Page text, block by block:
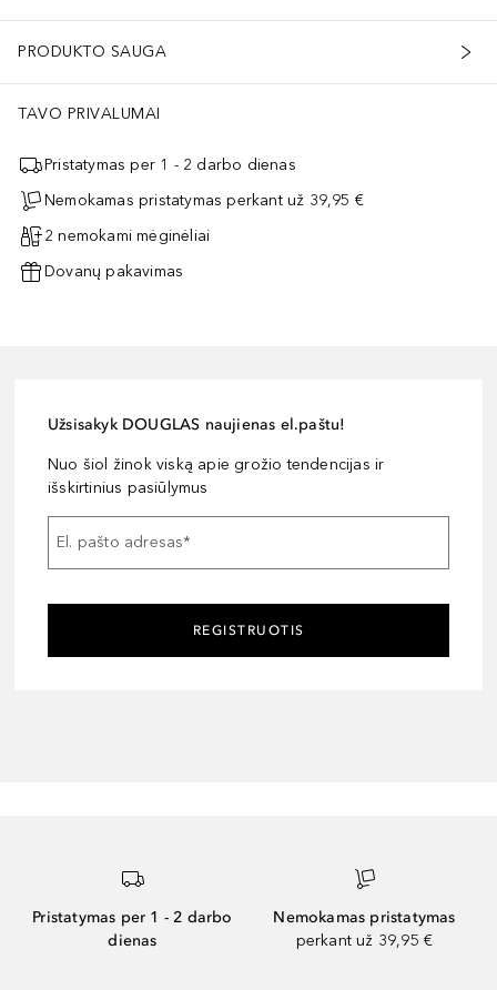
PRODUKTO SAUGA
TAVO PRIVALUMAI
Pristatymas per 1 - 2 darbo dienas
Nemokamas pristatymas perkant už 39,95 €
2 nemokami mėginėliai
Dovanų pakavimas
Užsisakyk DOUGLAS naujienas el.paštu!
Nuo šiol žinok viską apie grožio tendencijas ir
išskirtinius pasiūlymus
El. pašto adresas*
REGISTRUOTIS
Pristatymas per 1 - 2 darbo
dienas
Nemokamas pristatymas
perkant už 39,95 €